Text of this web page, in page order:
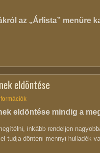
az „Árlista” menüre
eldöntése
eldöntése mindig a
inkább rendeljen
tudja dönteni mennyi hulladék